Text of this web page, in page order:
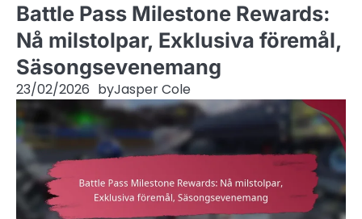
Battle Pass Milestone Rewards:
Nå milstolpar, Exklusiva föremål,
Säsongsevenemang
23/02/2026 byJasper Cole